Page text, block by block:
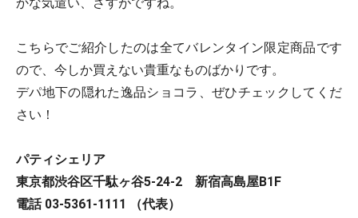
こちらでご紹介したのは全てバレンタイン限定商品です
ので、今しか買えない貴重なものばかりです。
デパ地下の隠れた逸品ショコラ、ぜひチェックしてくだ
さい！
パティシェリア
東京都渋谷区千駄ヶ谷5-24-2 新宿高島屋B1F
電話 03-5361-1111 （代表）